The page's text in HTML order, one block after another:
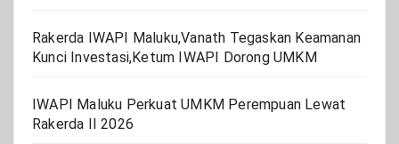
Rakerda IWAPI Maluku,Vanath Tegaskan Keamanan
Kunci Investasi,Ketum IWAPI Dorong UMKM
IWAPI Maluku Perkuat UMKM Perempuan Lewat
Rakerda II 2026